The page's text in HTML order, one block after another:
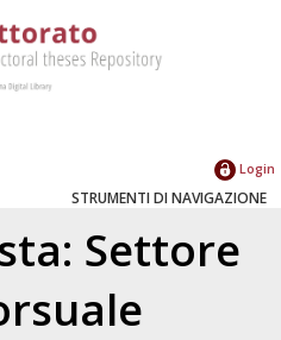
Login
STRUMENTI DI NAVIGAZIONE
Settore